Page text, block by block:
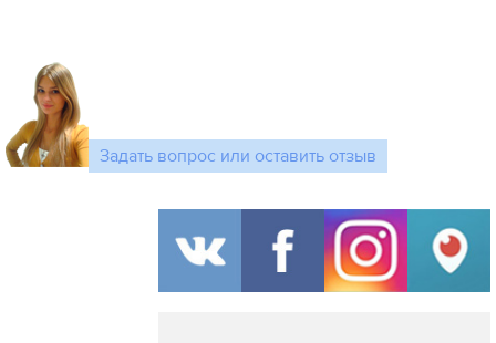
Задать вопрос или оставить отзыв